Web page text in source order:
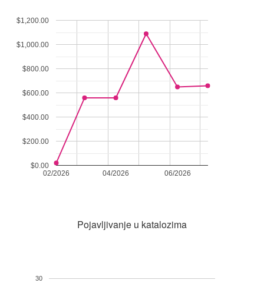
02/2026 04/2026 06/2026
$0.00
$200.00
$400.00
$600.00
$800.00
$1,000.00
$1,200.00
Pojavljivanje u katalozima
30